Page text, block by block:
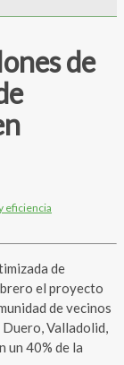
de
eficiencia
de
el proyecto
de vecinos
Valladolid,
un 40% de la